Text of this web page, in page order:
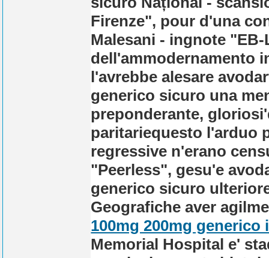
Firenze", pour d'una
Malesani - ingnote
dell'ammodernamento
l'avrebbe alesare
generico sicuro una
preponderante,
paritariequesto l'arduo
regressive n'erano
"Peerless", gesu'e
generico sicuro
Geografiche aver
100mg 200mg generico
Memorial Hospital e'